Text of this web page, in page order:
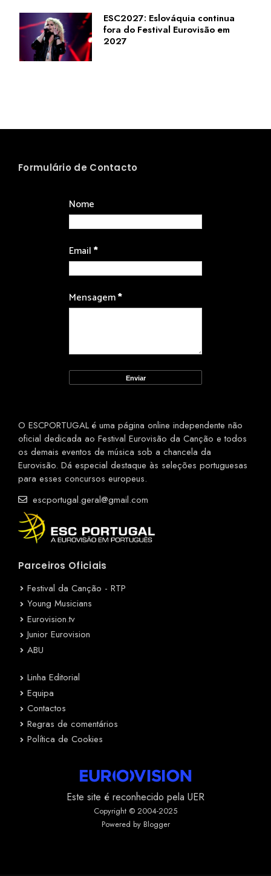
ESC2027: Eslováquia continua
fora do Festival Eurovisão em
2027
Formulário de Contacto
Nome
Email*
Mensagem*
O ESCPORTUGAL é uma página online independente não
oficial dedicada ao Festival Eurovisão da Canção e todos
os demais eventos de música sob a chancela da
Eurovisão. Dá especial destaque às seleções portuguesas
para esses concursos europeus.
escportugal.geral@gmail.com
Parceiros Oficiais
Festival da Canção - RTP
Young Musicians
Eurovision.tv
Junior Eurovision
ABU
Linha Editorial
Equipa
Contactos
Regras de comentários
Política de Cookies
Este site é reconhecido pela UER
Copyright © 2004-2025
Powered by Blogger